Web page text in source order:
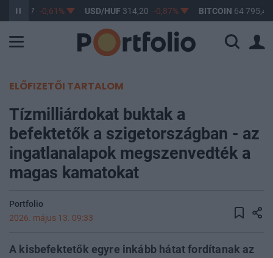
363,17 -0,61% USD/HUF314,20 -0,87% BITCOIN64 795,48
ELŐFIZETŐI TARTALOM
Tízmilliárdokat buktak a
befektetők a szigetországban - az
ingatlanalapok megszenvedték a
magas kamatokat
Portfolio
2026. május 13. 09:33
A kisbefektetők egyre inkább hátat fordítanak az